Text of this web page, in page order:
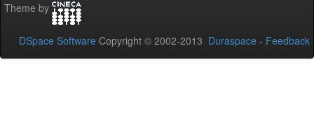
Theme by
DSpace Software Copyright © 2002-2013 Duraspace - Feedback